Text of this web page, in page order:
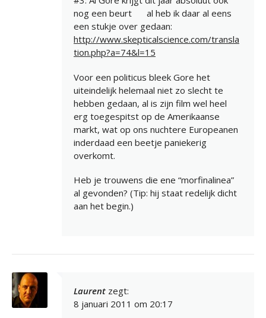
nog een beurt
al heb ik daar al eens
een stukje over gedaan:
http://www.skepticalscience.com/transla
tion.php?a=74&l=15
Voor een politicus bleek Gore het
uiteindelijk helemaal niet zo slecht te
hebben gedaan, al is zijn film wel heel
erg toegespitst op de Amerikaanse
markt, wat op ons nuchtere Europeanen
inderdaad een beetje paniekerig
overkomt.
Heb je trouwens die ene “morfinalinea”
al gevonden? (Tip: hij staat redelijk dicht
aan het begin.)
Laurent zegt:
8 januari 2011 om 20:17